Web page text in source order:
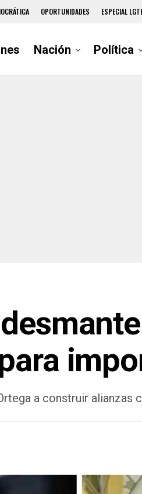
OPORTUNIDADES ESPECIAL
Nación Política
a construir